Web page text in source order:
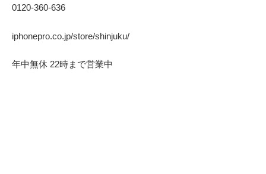
0120-360-636
iphonepro.co.jp/store/shinjuku/
年中無休 22時まで営業中